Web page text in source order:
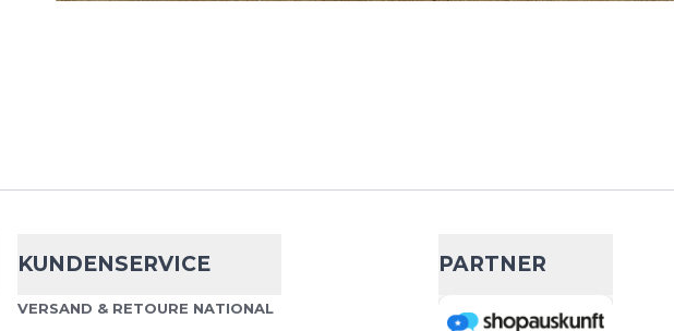
NikeRival Distance
39,99 € 84,99 €
KUNDENSERVICE
VERSAND & RETOURE NATIONAL
PARTNER